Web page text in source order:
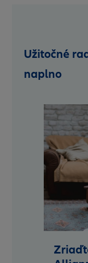
Užitočné
naplno